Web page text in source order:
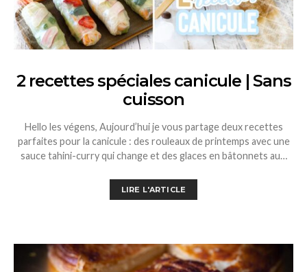
2 recettes spéciales canicule | Sans
cuisson
Hello les végens, Aujourd’hui je vous partage deux recettes
parfaites pour la canicule : des rouleaux de printemps avec une
sauce tahini-curry qui change et des glaces en bâtonnets au…
LIRE L'ARTICLE